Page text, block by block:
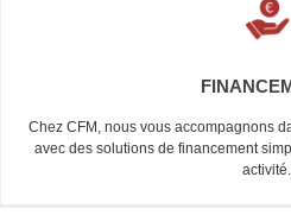
Chez CFM, nous vous accompagnons
avec des solutions de financement
activité.